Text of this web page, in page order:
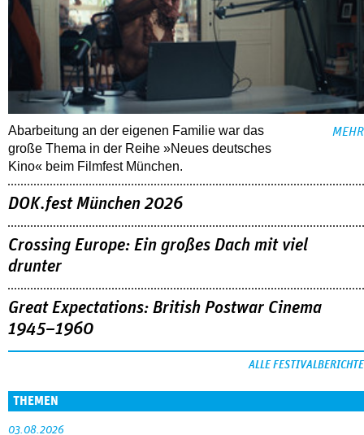
Abarbeitung an der eigenen Familie war das
große Thema in der Reihe »Neues deutsches
Kino« beim Filmfest München.
MEHR
DOK.fest München 2026
Crossing Europe: Ein großes Dach mit viel
drunter
Great Expectations: British Postwar Cinema
1945–1960
ALLE FESTIVALBERICHTE
THEMEN
03.08.2026